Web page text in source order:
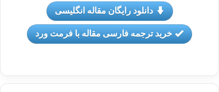
دانلود رایگان مقاله انگلیسی
خرید ترجمه فارسی مقاله با فرمت ورد